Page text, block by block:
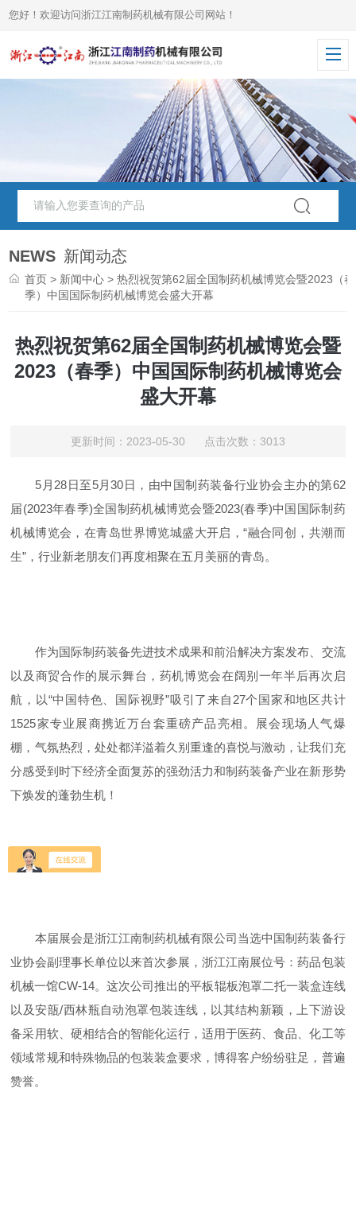
您好！欢迎访问浙江江南制药机械有限公司网站！
NEWS 新闻动态
首页 > 新闻中心 > 热烈祝贺第62届全国制药机械博览会暨2023（春
季）中国国际制药机械博览会盛大开幕
热烈祝贺第62届全国制药机械博览会暨
2023（春季）中国国际制药机械博览会
盛大开幕
更新时间：2023-05-30 点击次数：3013
5月28日至5月30日，由中国制药装备行业协会主办的第62
届(2023年春季)全国制药机械博览会暨2023(春季)中国国际制药
机械博览会，在青岛世界博览城盛大开启，“融合同创，共潮而
生”，行业新老朋友们再度相聚在五月美丽的青岛。
作为国际制药装备先进技术成果和前沿解决方案发布、交流
以及商贸合作的展示舞台，药机博览会在阔别一年半后再次启
航，以“中国特色、国际视野”吸引了来自27个国家和地区共计
1525家专业展商携近万台套重磅产品亮相。展会现场人气爆
棚，气氛热烈，处处都洋溢着久别重逢的喜悦与激动，让我们充
分感受到时下经济全面复苏的强劲活力和制药装备产业在新形势
下焕发的蓬勃生机！
本届展会是浙江江南制药机械有限公司当选中国制药装备行
业协会副理事长单位以来首次参展，浙江江南展位号：药品包装
机械一馆CW-14。这次公司推出的平板辊板泡罩二托一装盒连线
以及安瓿/西林瓶自动泡罩包装连线，以其结构新颖，上下游设
备采用软、硬相结合的智能化运行，适用于医药、食品、化工等
领域常规和特殊物品的包装装盒要求，博得客户纷纷驻足，普遍
赞誉。